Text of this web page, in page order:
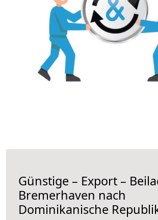
Günstige – Export –
Bremerhaven nach
Dominikanische